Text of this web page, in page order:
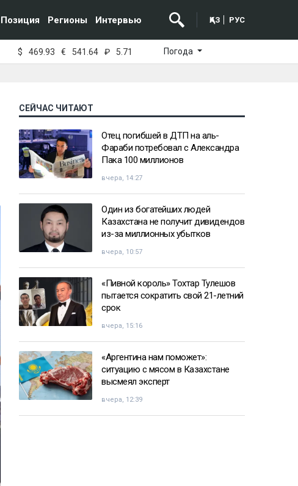
Позиция Регионы Интервью ҚАЗ РУС
$ 469.93 € 541.64 ₽ 5.71 Погода
СЕЙЧАС ЧИТАЮТ
Отец погибшей в ДТП на аль-
Фараби потребовал с Александра
Пака 100 миллионов
вчера, 14:27
Один из богатейших людей
Казахстана не получит дивидендов
из-за миллионных убытков
вчера, 10:57
«Пивной король» Тохтар Тулешов
пытается сократить свой 21-летний
срок
вчера, 15:16
«Аргентина нам поможет»:
ситуацию с мясом в Казахстане
высмеял эксперт
вчера, 12:39